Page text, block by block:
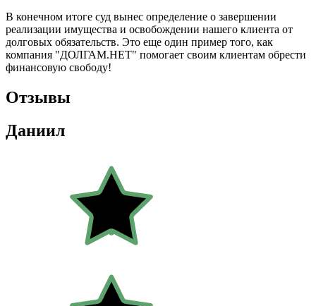
В конечном итоге суд вынес определение о завершении
реализации имущества и освобождении нашего клиента от
долговых обязательств. Это еще один пример того, как
компания "ДОЛГАМ.НЕТ" помогает своим клиентам обрести
финансовую свободу!
Отзывы
Даниил